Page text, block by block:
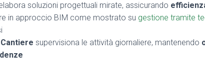
soluzioni progettuali mirate, assicurando
in approccio BIM come mostrato su gestione tramite
supervisiona le attività giornaliere, mantenendo